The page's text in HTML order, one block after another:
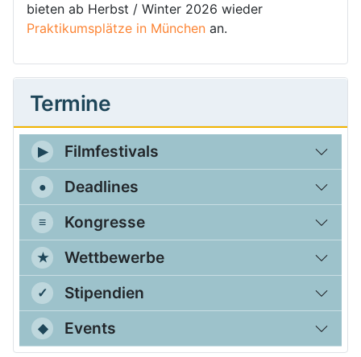
bieten ab Herbst / Winter 2026 wieder
Praktikumsplätze in München an.
Termine
Filmfestivals
Deadlines
Kongresse
Wettbewerbe
Stipendien
Events